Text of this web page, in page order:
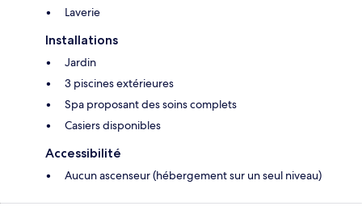
Laverie
Installations
Jardin
3 piscines extérieures
Spa proposant des soins complets
Casiers disponibles
Accessibilité
Aucun ascenseur (hébergement sur un seul niveau)